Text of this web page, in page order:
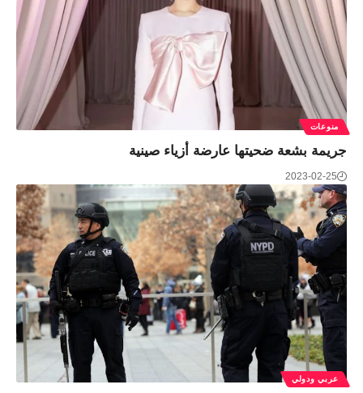
منوعات
جريمة بشعة ضحيتها عارضة أزياء صينية
2023-02-25
عربي ودولي